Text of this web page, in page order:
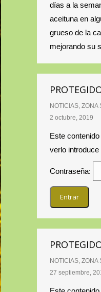
días a la
aceituna en
grueso de la
mejorando su
NOTICIAS, ZONA
2 octubre, 2019
Este
verlo
Contraseña:
NOTICIAS, ZONA
27 septiembre,